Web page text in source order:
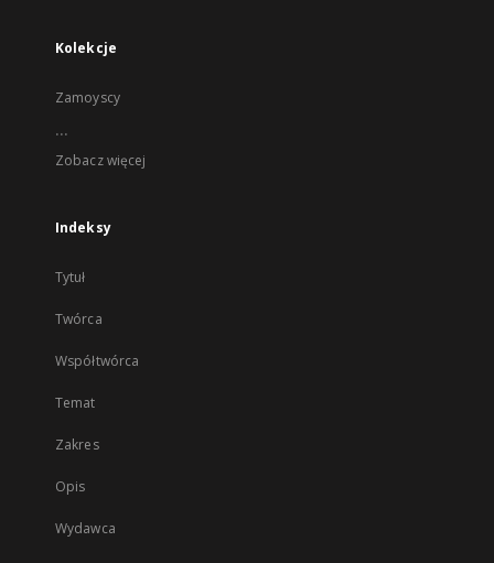
Kolekcje
Zamoyscy
...
Zobacz więcej
Indeksy
Tytuł
Twórca
Współtwórca
Temat
Zakres
Opis
Wydawca